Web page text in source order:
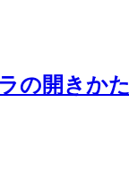
の開きかた